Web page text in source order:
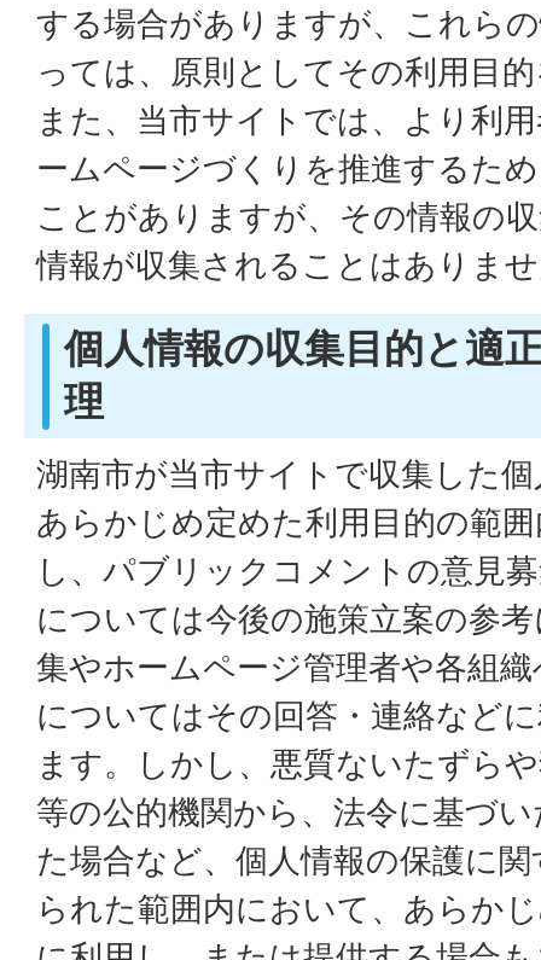
する場合がありますが、これら
っては、原則としてその利用目
また、当市サイトでは、より利
ームページづくりを推進するた
ことがありますが、その情報の
情報が収集されることはありま
個人情報の収集目的と適
理
湖南市が当市サイトで収集した
あらかじめ定めた利用目的の範
し、パブリックコメントの意見
については今後の施策立案の参
集やホームページ管理者や各組
についてはその回答・連絡など
ます。しかし、悪質ないたずら
等の公的機関から、法令に基づ
た場合など、個人情報の保護に
られた範囲内において、あらか